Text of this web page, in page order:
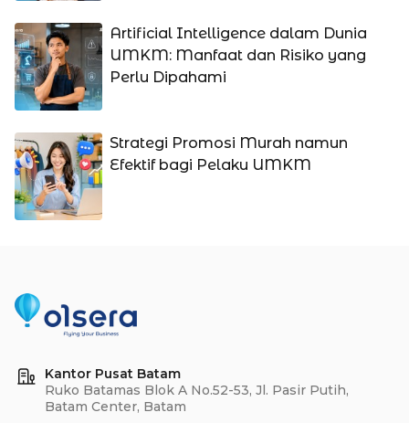
Artificial Intelligence dalam Dunia
UMKM: Manfaat dan Risiko yang
Perlu Dipahami
Strategi Promosi Murah namun
Efektif bagi Pelaku UMKM
Kantor Pusat Batam
Ruko Batamas Blok A No.52-53, Jl. Pasir Putih,
Batam Center, Batam